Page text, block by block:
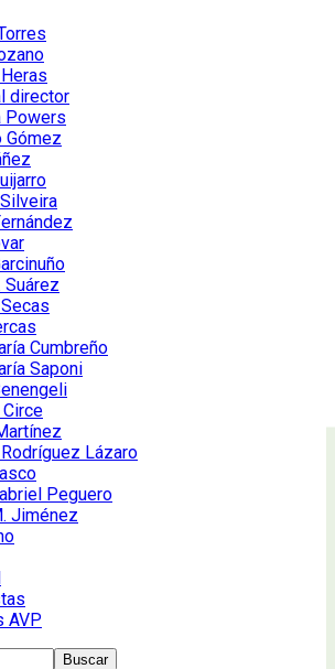
director
Powers
Gómez
Suárez
Cumbreño
Saponi
Circe
Lázaro
Peguero
Jiménez
AVP